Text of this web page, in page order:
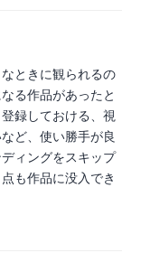
ときに観られるの
る作品があったと
録しておける、視
ど、使い勝手が良
ィングをスキップ
も作品に没入でき